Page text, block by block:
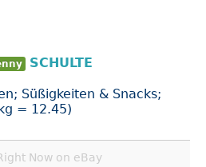
SCHULTE
Süßigkeiten & Snacks;
= 12.45)
Now on eBay